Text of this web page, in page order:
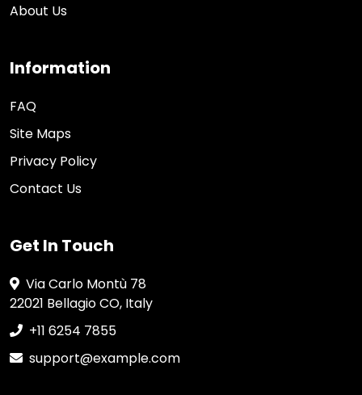
About Us
Information
FAQ
Site Maps
Privacy Policy
Contact Us
Get In Touch
Via Carlo Montù 78
22021 Bellagio CO, Italy
+11 6254 7855
support@example.com